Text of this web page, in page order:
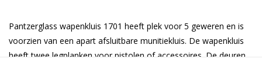
Pantzerglass wapenkluis 1701 heeft plek voor 5 geweren en is
voorzien van een apart afsluitbare munitiekluis. De wapenkluis
heeft twee legplanken voor pistolen of accessoires. De deuren